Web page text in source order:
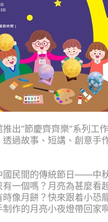
出“節慶齊齊樂”系列工
過故事、短講、創意手
國民間的傳統節日——中
一個嗎？月亮為甚麼看
時像月餅？快來跟着小恐
作的月亮小夜燈帶回家